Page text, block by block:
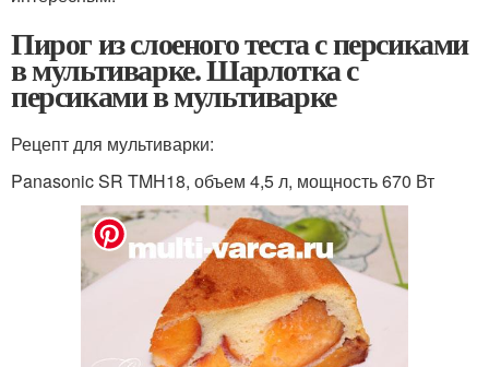
Пирог из слоеного теста с персиками
в мультиварке. Шарлотка с
персиками в мультиварке
Рецепт для мультиварки:
Panasonic SR TMH18, объем 4,5 л, мощность 670 Вт